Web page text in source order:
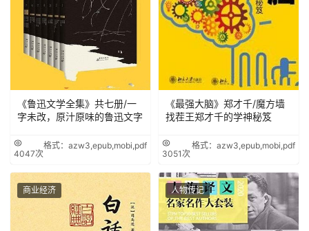
《鲁迅文学全集》共七册/一
字未改，原汁原味的鲁迅文字
4047次
格式：azw3,epub,mobi,pdf
《最强大脑》郑才千/魔方墙
找茬王郑才千的学神秘笈
3051次
格式：azw3,epub,mobi,pdf
商业经济 人物传记